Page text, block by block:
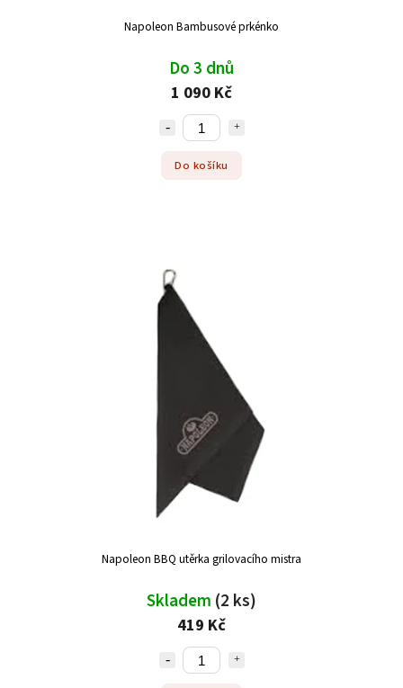
Napoleon Bambusové prkénko
Do 3 dnů
1 090 Kč
Do košíku
Napoleon BBQ utěrka grilovacího mistra
Skladem (2 ks)
419 Kč